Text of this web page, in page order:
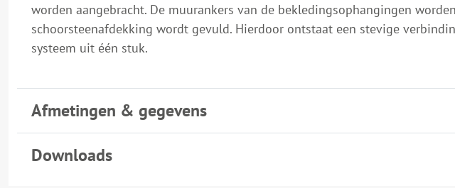
worden aangebracht. De muurankers van de bekledingsophangingen
schoorsteenafdekking wordt gevuld. Hierdoor ontstaat een stevige
systeem uit één stuk.
Afmetingen & gegevens
Downloads